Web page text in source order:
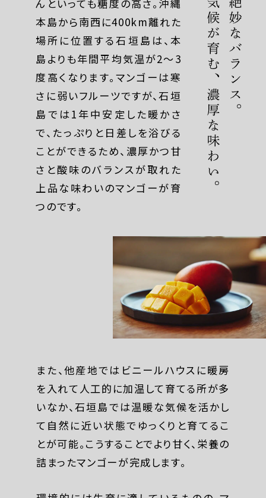
んといっても糖度の高さ。沖縄
本島から南西に400km離れた
場所に位置する石垣島は、本
島よりも年間平均気温が2〜3
度高くなります。マンゴーは寒
さに弱いフルーツですが、石垣
島では1年中安定した暖かさ
で、たっぷりと日差しを浴びる
ことができるため、濃厚かつ甘
さと酸味のバランスが取れた
上品な味わいのマンゴーが育
つのです。
また、他産地ではビニールハウスに暖房
を入れて人工的に加温して育てる所が多
いなか、石垣島では温暖な気候を活かし
て自然に近い状態でゆっくりと育てるこ
とが可能。こうすることでより甘く、栄養の
詰まったマンゴーが完成します。